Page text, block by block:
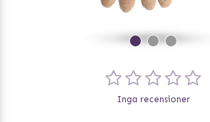
Inga recensioner